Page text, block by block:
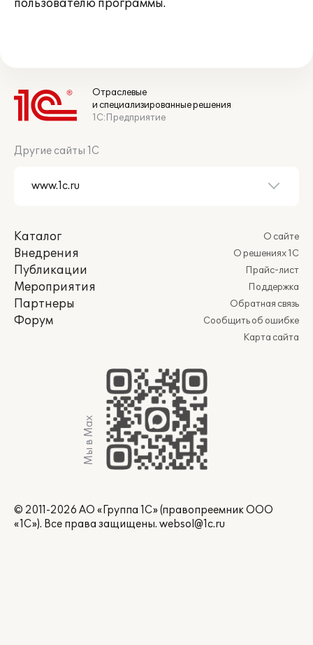
пользователю программы.
Отраслевые
и специализированные решения
1С:Предприятие
Другие сайты 1С
Каталог
Внедрения
Публикации
Мероприятия
Партнеры
Форум
О сайте
О решениях 1С
Прайс-лист
Поддержка
Обратная связь
Сообщить об ошибке
Карта сайта
Мы в Max
© 2011-2026 АО «Группа 1С» (правопреемник ООО
«1С»). Все права защищены. websol@1c.ru